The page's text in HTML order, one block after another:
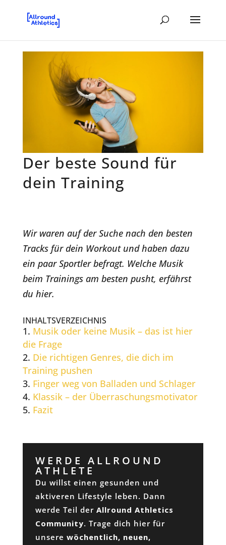
Der beste Sound für
dein Training
Wir waren auf der Suche nach den besten
Tracks für dein Workout und haben dazu
ein paar Sportler befragt. Welche Musik
beim Trainings am besten pusht, erfährst
du hier.
INHALTSVERZEICHNIS
Musik oder keine Musik – das ist hier
die Frage
Die richtigen Genres, die dich im
Training pushen
Finger weg von Balladen und Schlager
Klassik – der Überraschungsmotivator
Fazit
WERDE ALLROUND
ATHLETE
Du willst einen gesunden und
aktiveren Lifestyle leben. Dann
werde Teil der Allround Athletics
Community. Trage dich hier für
unsere wöchentlich, neuen,